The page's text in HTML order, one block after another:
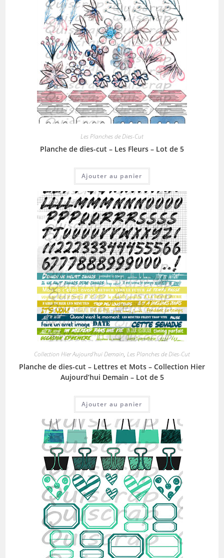
Les Planches de Dies-Cut
Planche de dies-cut – Les Fleurs – Lot de 5
Ajouter au panier
Collection Hier Aujourd'hui Demain, Les Planches de Dies-Cut
Planche de dies-cut – Lettres et Mots – Collection Hier
Aujourd’hui Demain – Lot de 5
Ajouter au panier